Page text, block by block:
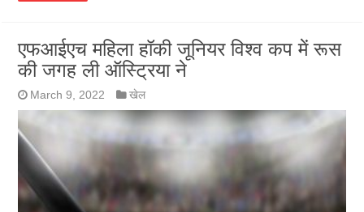
एफआईएच महिला हॉकी जूनियर विश्व कप में रूस
की जगह ली ऑस्ट्रिया ने
March 9, 2022 खेल